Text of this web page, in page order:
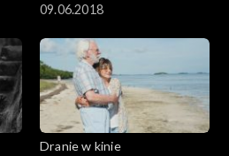
09.06.2018
Dranie w kinie